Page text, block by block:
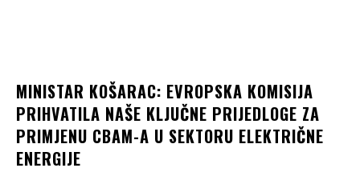
MINISTAR KOŠARAC: EVROPSKA KOMISIJA
PRIHVATILA NAŠE KLJUČNE PRIJEDLOGE ZA
PRIMJENU CBAM-A U SEKTORU ELEKTRIČNE
ENERGIJE